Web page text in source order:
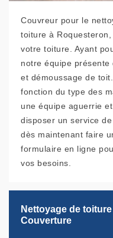
Couvreur pour le
toiture à Roquesteron,
votre toiture. Ayant
notre équipe
et démoussage de
fonction du type des
une équipe aguerrie
disposer un service
dès maintenant faire
formulaire en ligne
vos besoins.
Nettoyage de
Couverture